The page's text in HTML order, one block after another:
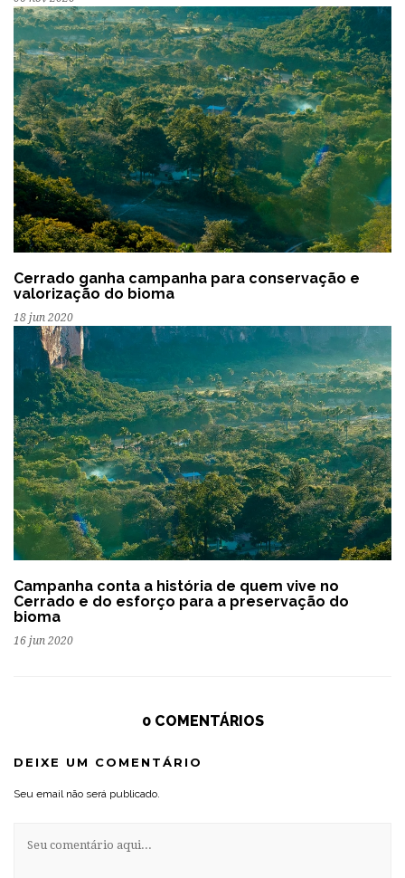
Cerrado ganha campanha para conservação e
valorização do bioma
18 jun 2020
Campanha conta a história de quem vive no
Cerrado e do esforço para a preservação do
bioma
16 jun 2020
0 COMENTÁRIOS
DEIXE UM COMENTÁRIO
Seu email não será publicado.